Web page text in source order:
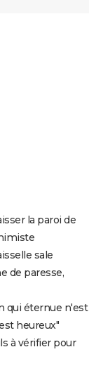
la paroi de
sale
de paresse,
qui éternue n'est
heureux"
à vérifier pour